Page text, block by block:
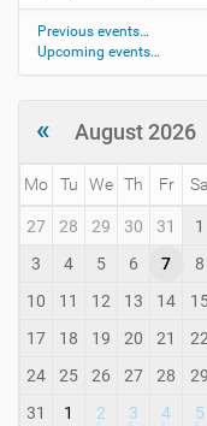
Previous events…
Upcoming events…
« August 2026
m
Mo Tu We Th Fr Sa
27 28 29 30 31 1
3
4 5 6 7 8
10
11 12 13 14
17
18 19 20 21 22
24
25 26 27 28 29
31
1 2 3 4 5